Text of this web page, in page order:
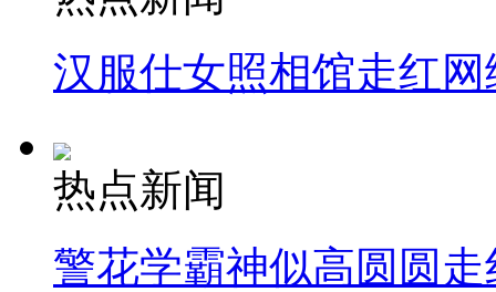
汉服仕女照相馆走红网
热点新闻
警花学霸神似高圆圆走